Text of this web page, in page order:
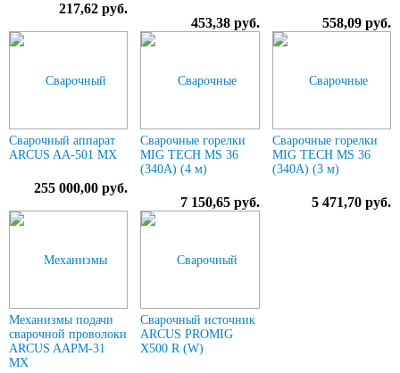
217,62 руб.
453,38 руб. 558,09 руб.
Сварочный аппарат
ARCUS AA-501 MX
255 000,00 руб.
Сварочные горелки
MIG TECH MS 36
(340A) (4 м)
7 150,65 руб.
Сварочные горелки
MIG TECH MS 36
(340A) (3 м)
5 471,70 руб.
Механизмы подачи
сварочной проволоки
ARCUS AAPM-31
MX
Сварочный источник
ARCUS PROMIG
X500 R (W)